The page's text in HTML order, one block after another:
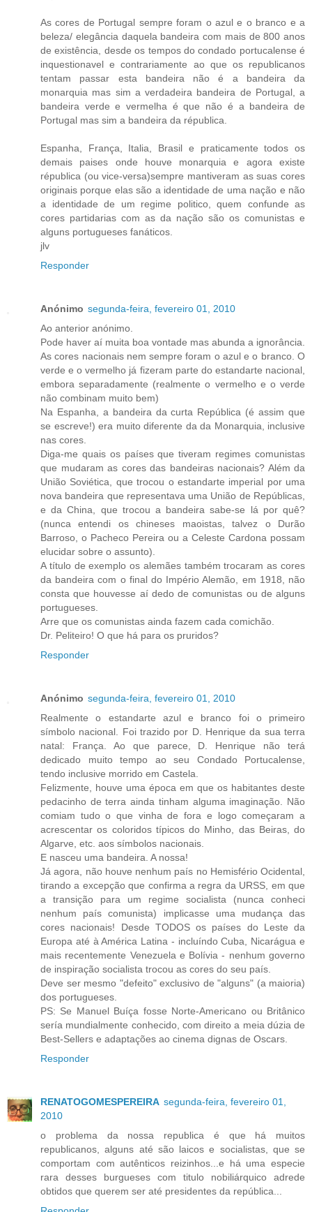
As cores de Portugal sempre foram o azul e o branco e a
beleza/ elegância daquela bandeira com mais de 800 anos
de existência, desde os tempos do condado portucalense é
inquestionavel e contrariamente ao que os republicanos
tentam passar esta bandeira não é a bandeira da
monarquia mas sim a verdadeira bandeira de Portugal, a
bandeira verde e vermelha é que não é a bandeira de
Portugal mas sim a bandeira da républica.
Espanha, França, Italia, Brasil e praticamente todos os
demais paises onde houve monarquia e agora existe
républica (ou vice-versa)sempre mantiveram as suas cores
originais porque elas são a identidade de uma nação e não
a identidade de um regime politico, quem confunde as
cores partidarias com as da nação são os comunistas e
alguns portugueses fanáticos.
jlv
Responder
Anónimo segunda-feira, fevereiro 01, 2010
Ao anterior anónimo.
Pode haver aí muita boa vontade mas abunda a ignorância.
As cores nacionais nem sempre foram o azul e o branco. O
verde e o vermelho já fizeram parte do estandarte nacional,
embora separadamente (realmente o vermelho e o verde
não combinam muito bem)
Na Espanha, a bandeira da curta República (é assim que
se escreve!) era muito diferente da da Monarquia, inclusive
nas cores.
Diga-me quais os países que tiveram regimes comunistas
que mudaram as cores das bandeiras nacionais? Além da
União Soviética, que trocou o estandarte imperial por uma
nova bandeira que representava uma União de Repúblicas,
e da China, que trocou a bandeira sabe-se lá por quê?
(nunca entendi os chineses maoistas, talvez o Durão
Barroso, o Pacheco Pereira ou a Celeste Cardona possam
elucidar sobre o assunto).
A título de exemplo os alemães também trocaram as cores
da bandeira com o final do Império Alemão, em 1918, não
consta que houvesse aí dedo de comunistas ou de alguns
portugueses.
Arre que os comunistas ainda fazem cada comichão.
Dr. Peliteiro! O que há para os pruridos?
Responder
Anónimo segunda-feira, fevereiro 01, 2010
Realmente o estandarte azul e branco foi o primeiro
símbolo nacional. Foi trazido por D. Henrique da sua terra
natal: França. Ao que parece, D. Henrique não terá
dedicado muito tempo ao seu Condado Portucalense,
tendo inclusive morrido em Castela.
Felizmente, houve uma época em que os habitantes deste
pedacinho de terra ainda tinham alguma imaginação. Não
comiam tudo o que vinha de fora e logo começaram a
acrescentar os coloridos típicos do Minho, das Beiras, do
Algarve, etc. aos símbolos nacionais.
E nasceu uma bandeira. A nossa!
Já agora, não houve nenhum país no Hemisfério Ocidental,
tirando a excepção que confirma a regra da URSS, em que
a transição para um regime socialista (nunca conheci
nenhum país comunista) implicasse uma mudança das
cores nacionais! Desde TODOS os países do Leste da
Europa até à América Latina - incluíndo Cuba, Nicarágua e
mais recentemente Venezuela e Bolívia - nenhum governo
de inspiração socialista trocou as cores do seu país.
Deve ser mesmo "defeito" exclusivo de "alguns" (a maioria)
dos portugueses.
PS: Se Manuel Buíça fosse Norte-Americano ou Britânico
sería mundialmente conhecido, com direito a meia dúzia de
Best-Sellers e adaptações ao cinema dignas de Oscars.
Responder
RENATOGOMESPEREIRA segunda-feira, fevereiro 01,
2010
o problema da nossa republica é que há muitos
republicanos, alguns até são laicos e socialistas, que se
comportam com autênticos reizinhos...e há uma especie
rara desses burgueses com titulo nobiliárquico adrede
obtidos que querem ser até presidentes da república...